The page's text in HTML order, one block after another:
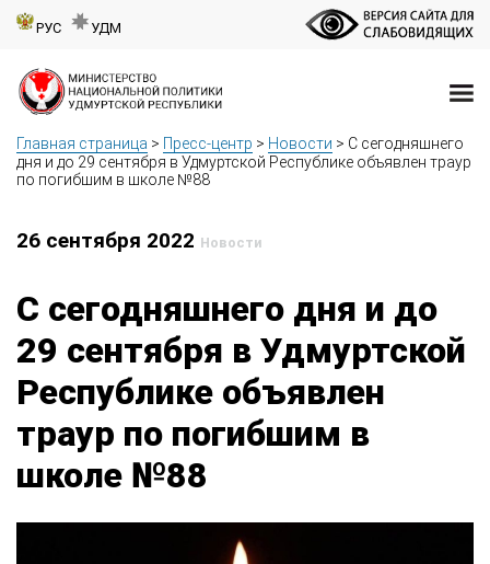
РУС УДМ
Главная страница > Пресс-центр > Новости > С сегодняшнего
дня и до 29 сентября в Удмуртской Республике объявлен траур
по погибшим в школе №88
26 сентября 2022 Новости
С сегодняшнего дня и до
29 сентября в Удмуртской
Республике объявлен
траур по погибшим в
школе №88